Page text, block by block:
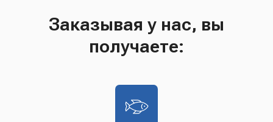
Заказывая у нас, вы
получаете: